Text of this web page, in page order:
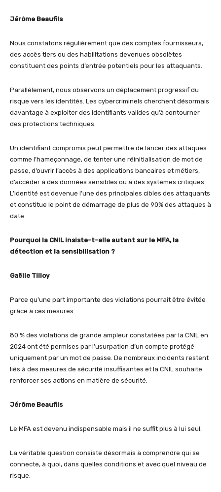
Jérôme Beaufils
Nous constatons régulièrement que des comptes fournisseurs,
des accès tiers ou des habilitations devenues obsolètes
constituent des points d’entrée potentiels pour les attaquants.
Parallèlement, nous observons un déplacement progressif du
risque vers les identités. Les cybercriminels cherchent désormais
davantage à exploiter des identifiants valides qu’à contourner
des protections techniques.
Un identifiant compromis peut permettre de lancer des attaques
comme l’hameçonnage, de tenter une réinitialisation de mot de
passe, d’ouvrir l’accès à des applications bancaires et métiers,
d’accéder à des données sensibles ou à des systèmes critiques.
L’identité est devenue l’une des principales cibles des attaquants
et constitue le point de démarrage de plus de 90% des attaques à
date.
Pourquoi la CNIL insiste-t-elle autant sur le MFA, la
détection et la sensibilisation ?
Gaëlle Tilloy
Parce qu’une part importante des violations pourrait être évitée
grâce à ces mesures.
80 % des violations de grande ampleur constatées par la CNIL en
2024 ont été permises par l’usurpation d’un compte protégé
uniquement par un mot de passe. De nombreux incidents restent
liés à des mesures de sécurité insuffisantes et la CNIL souhaite
renforcer ses actions en matière de sécurité.
Jérôme Beaufils
Le MFA est devenu indispensable mais il ne suffit plus à lui seul.
La véritable question consiste désormais à comprendre qui se
connecte, à quoi, dans quelles conditions et avec quel niveau de
risque.